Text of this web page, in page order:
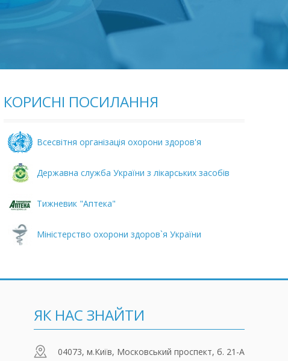
КОРИСНI ПОСИЛАННЯ
Всесвітня організація охорони здоров'я
Державна служба України з лікарських засобів
Тижневик "Аптека"
Міністерство охорони здоров`я України
ЯК НАС ЗНАЙТИ
04073, м.Київ, Московський проспект, б. 21-А